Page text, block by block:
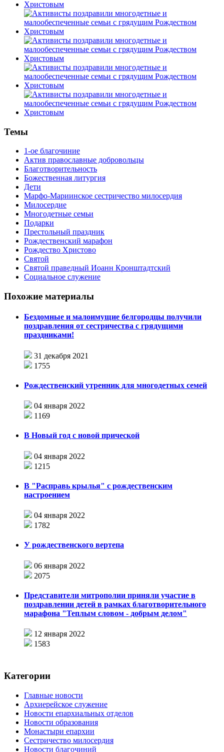
Темы
1-ое благочиние
Актив православные добровольцы
Благотворительность
Божественная литургия
Дети
Марфо-Мариинское сестричество милосердия
Милосердие
Многодетные семьи
Подарки
Престольный праздник
Рождественский марафон
Рождество Христово
Святой
Святой праведный Иоанн Кронштадтский
Социальное служение
Похожие материалы
Бездомные и малоимущие белгородцы получили
поздравления от сестричества с грядущими
праздниками!
31 декабря 2021
1755
Рождественский утренник для многодетных семей
04 января 2022
1169
В Новый год с новой прической
04 января 2022
1215
В "Расправь крылья" с рождественским
настроением
04 января 2022
1782
У рождественского вертепа
06 января 2022
2075
Представители митрополии приняли участие в
поздравлении детей в рамках благотворительного
марафона "Теплым словом - добрым делом"
12 января 2022
1583
Категории
Главные новости
Архиерейское служение
Новости епархиальных отделов
Новости образования
Монастыри епархии
Сестричество милосердия
Новости благочиний